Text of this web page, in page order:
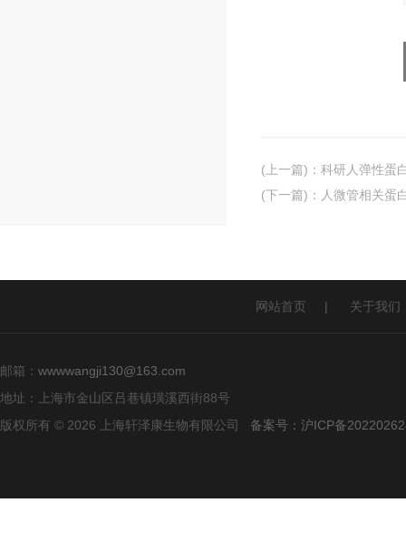
(上一篇) ： 科研人弹性蛋
(下一篇) ： 人微管相关蛋
网站首页 | 关于我们
邮箱： wwwwangji130@163.com
地址：上海市金山区吕巷镇璜溪西街88号
版权所有 © 2026 上海轩泽康生物有限公司 备案号：沪ICP备